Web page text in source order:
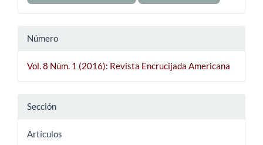
Número
Vol. 8 Núm. 1 (2016): Revista Encrucijada Americana
Sección
Artículos